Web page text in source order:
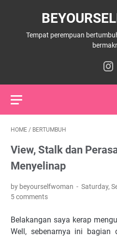
Tempat perempuan
HOME / BERTUMBUH
View, Stalk dan
Menyelinap
by beyourselfwoman
Saturday,
5 comments
Belakangan saya kerap
Well, sebenarnya ini bagian